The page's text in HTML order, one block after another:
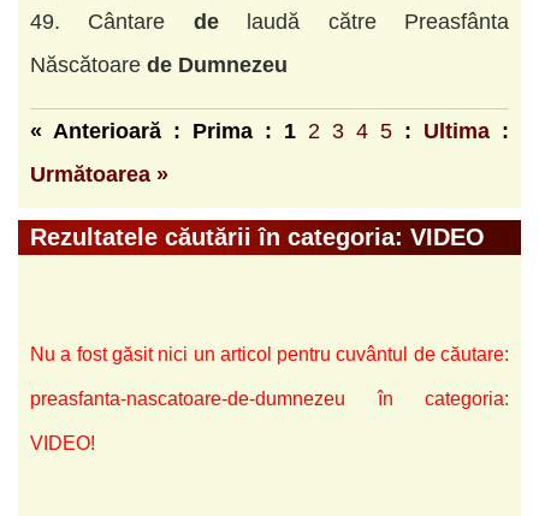
49. Cântare delaudă către Preasfânta
Născătoare de Dumnezeu
« Anterioară : Prima : 1 2 3 4 5 : Ultima :
Următoarea »
Rezultatele căutării în categoria: VIDEO
Nu a fost găsit nici un articol pentru cuvântul de căutare:
preasfanta-nascatoare-de-dumnezeu în categoria:
VIDEO!